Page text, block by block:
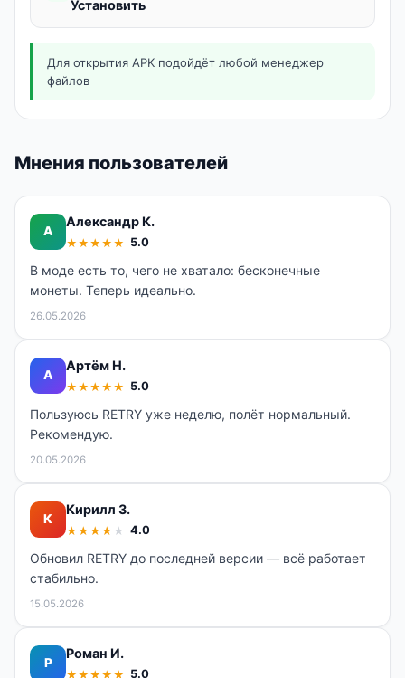
Установить
Для открытия APK подойдёт любой менеджер
файлов
Мнения пользователей
А
Александр К.
★ ★ ★ ★ ★ 5.0
В моде есть то, чего не хватало: бесконечные
монеты. Теперь идеально.
26.05.2026
А
Артём Н.
★ ★ ★ ★ ★ 5.0
Пользуюсь RETRY уже неделю, полёт нормальный.
Рекомендую.
20.05.2026
К
Кирилл З.
★ ★ ★ ★ ★ 4.0
Обновил RETRY до последней версии — всё работает
стабильно.
15.05.2026
Р
Роман И.
★ ★ ★ ★ ★ 5.0